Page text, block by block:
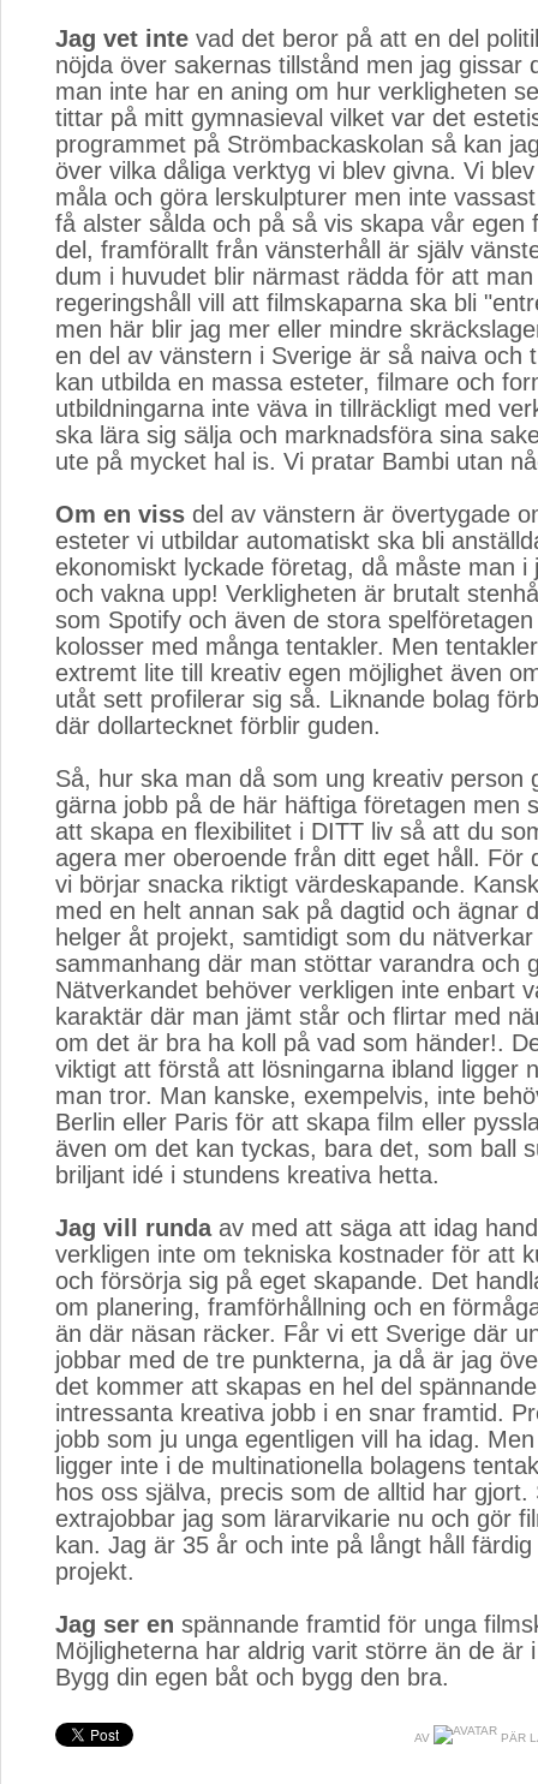
Jag vet inte vad det beror på att en del
nöjda över sakernas tillstånd men jag gissar
man inte har en aning om hur verkligheten
tittar på mitt gymnasieval vilket var det
programmet på Strömbackaskolan så kan
över vilka dåliga verktyg vi blev givna. Vi
måla och göra lerskulpturer men inte
få alster sålda och på så vis skapa vår egen
del, framförallt från vänsterhåll är själv
dum i huvudet blir närmast rädda för att
regeringshåll vill att filmskaparna ska bli
men här blir jag mer eller mindre
en del av vänstern i Sverige är så naiva och
kan utbilda en massa esteter, filmare och
utbildningarna inte väva in tillräckligt med
ska lära sig sälja och marknadsföra sina
ute på mycket hal is. Vi pratar Bambi utan
Om en viss del av vänstern är övertygade
esteter vi utbildar automatiskt ska bli
ekonomiskt lyckade företag, då måste man i
och vakna upp! Verkligheten är brutalt
som Spotify och även de stora
kolosser med många tentakler. Men
extremt lite till kreativ egen möjlighet även
utåt sett profilerar sig så. Liknande bolag
där dollartecknet förblir guden.
Så, hur ska man då som ung kreativ person
gärna jobb på de här häftiga företagen men
att skapa en flexibilitet i DITT liv så att du
agera mer oberoende från ditt eget håll. För
vi börjar snacka riktigt värdeskapande.
med en helt annan sak på dagtid och ägnar
helger åt projekt, samtidigt som du
sammanhang där man stöttar varandra och
Nätverkandet behöver verkligen inte enbart
karaktär där man jämt står och flirtar med
om det är bra ha koll på vad som händer!.
viktigt att förstå att lösningarna ibland ligger
man tror. Man kanske, exempelvis, inte
Berlin eller Paris för att skapa film eller
även om det kan tyckas, bara det, som ball
briljant idé i stundens kreativa hetta.
Jag vill rundaav med att säga att idag
verkligen inte om tekniska kostnader för att
och försörja sig på eget skapande. Det
om planering, framförhållning och en
än där näsan räcker. Får vi ett Sverige där
jobbar med de tre punkterna, ja då är jag
det kommer att skapas en hel del
intressanta kreativa jobb i en snar framtid.
jobb som ju unga egentligen vill ha idag.
ligger inte i de multinationella bolagens
hos oss själva, precis som de alltid har gjort.
extrajobbar jag som lärarvikarie nu och gör
kan. Jag är 35 år och inte på långt håll
projekt.
Jag ser en spännande framtid för unga
Möjligheterna har aldrig varit större än de är
Bygg din egen båt och bygg den bra.
AV PÄR